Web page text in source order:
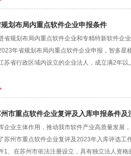
规划布局内重点软件企业申报条件
省规划布局内重点软件企业和专精特新软件企
年省规划布局内重点软件企业申报，智多
苏省行政区域内设立的企业法人，成立满2年
州市重点软件企业复评及入库申报条件及
企业主体作用，推动我市软件产业高质量发展
苏州市重点软件企业复评及2023年入库评选工
1、在苏州市依法注册设立，具有独立法人资